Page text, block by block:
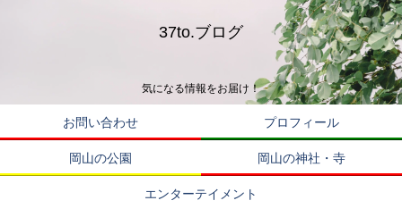
37to.ブログ
気になる情報をお届け！
お問い合わせ プロフィール
岡山の公園 岡山の神社・寺
エンターテイメント